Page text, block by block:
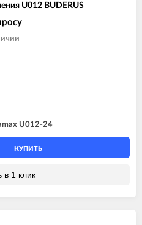
U012 BUDERUS
U012-24
КУПИТЬ
в 1 клик